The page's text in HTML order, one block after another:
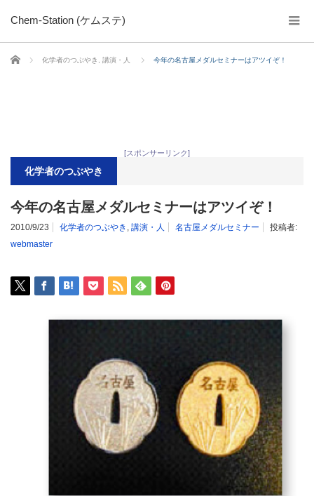
Chem-Station (ケムステ)
ホーム 化学者のつぶやき 講演・人 今年の名古屋メダルセミナーはアツイぞ！
[スポンサーリンク]
化学者のつぶやき
今年の名古屋メダルセミナーはアツイぞ！
2010/9/23 化学者のつぶやき , 講演・人 名古屋メダルセミナー
投稿者:
webmaster